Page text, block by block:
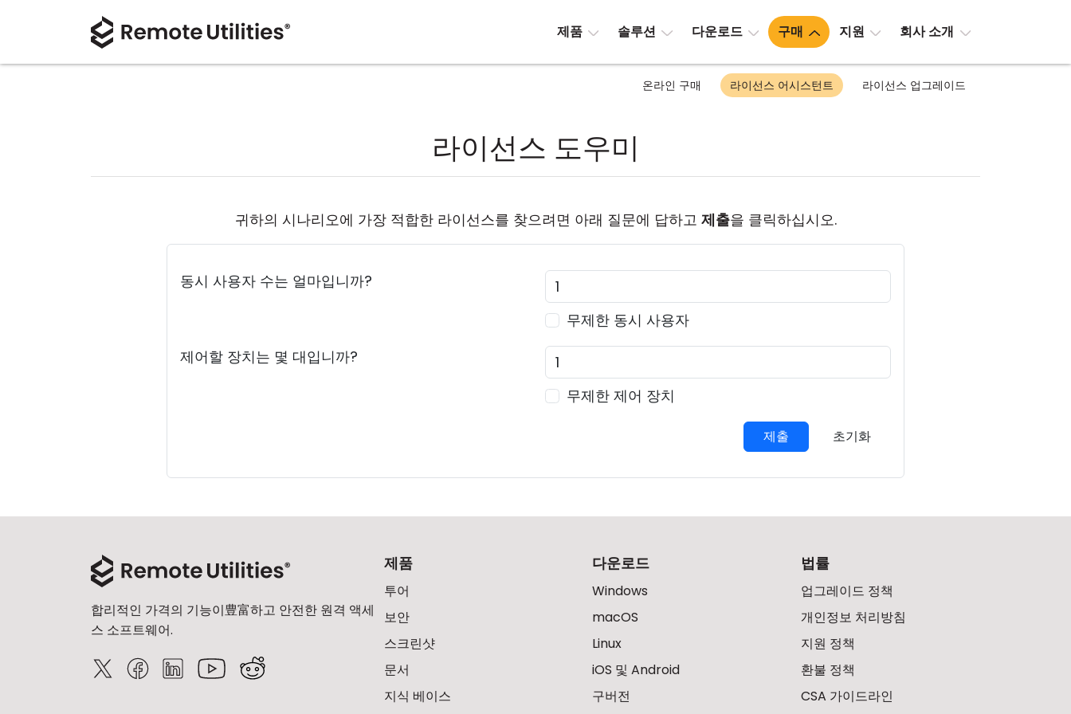
제품 솔루션 다운로드 구매 지원 회사 소개
온라인 구매 라이선스 어시스턴트 라이선스 업그레이드
라이선스 도우미
귀하의 시나리오에 가장 적합한 라이선스를 찾으려면 아래 질문에 답하고 제출을 클릭하십시오.
동시 사용자 수는 얼마입니까?
무제한 동시 사용자
제어할 장치는 몇 대입니까?
무제한 제어 장치
제출 초기화
합리적인 가격의 기능이豊富하고 안전한 원격 액세
스 소프트웨어.
제품
투어
보안
스크린샷
문서
지식 베이스
다운로드
Windows
macOS
Linux
iOS 및 Android
구버전
법률
업그레이드 정책
개인정보 처리방침
지원 정책
환불 정책
CSA 가이드라인